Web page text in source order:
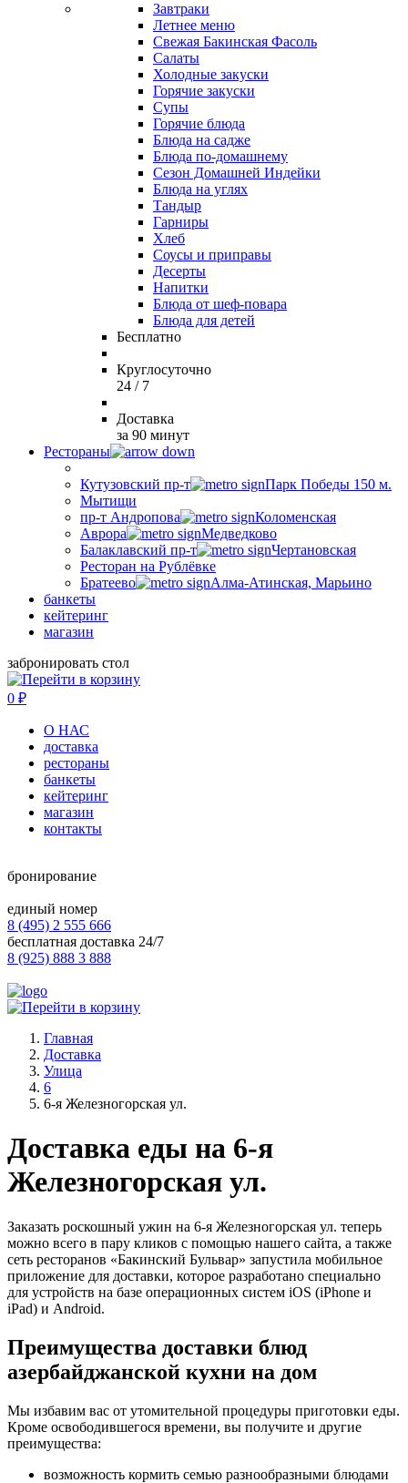
Завтраки
Летнее меню
Свежая Бакинская Фасоль
Салаты
Холодные закуски
Горячие закуски
Супы
Горячие блюда
Блюда на садже
Блюда по-домашнему
Сезон Домашней Индейки
Блюда на углях
Тандыр
Гарниры
Хлеб
Соусы и приправы
Десерты
Напитки
Блюда от шеф-повара
Блюда для детей
Бесплатно
Круглосуточно
24 / 7
Доставка
за 90 минут
Рестораны
Кутузовский пр-т
Парк Победы 150 м.
Мытищи
пр-т Андропова
Коломенская
Аврора
Медведково
Балаклавский пр-т
Чертановская
Ресторан на Рублёвке
Братеево
Алма-Атинская, Марьино
банкеты
кейтеринг
магазин
забронировать стол
0 ₽
О НАС
доставка
рестораны
банкеты
кейтеринг
магазин
контакты
бронирование
единый номер
8 (495) 2 555 666
бесплатная доставка 24/7
8 (925) 888 3 888
Главная
Доставка
Улица
6
6-я Железногорская ул.
Доставка еды на 6-я
Железногорская ул.
Заказать роскошный ужин на 6-я Железногорская ул. теперь
можно всего в пару кликов с помощью нашего сайта, а также
сеть ресторанов «Бакинский Бульвар» запустила мобильное
приложение для доставки, которое разработано специально
для устройств на базе операционных систем iOS (iPhone и
iPad) и Android.
Преимущества доставки блюд
азербайджанской кухни на дом
Мы избавим вас от утомительной процедуры приготовки еды.
Кроме освободившегося времени, вы получите и другие
преимущества:
возможность кормить семью разнообразными блюдами